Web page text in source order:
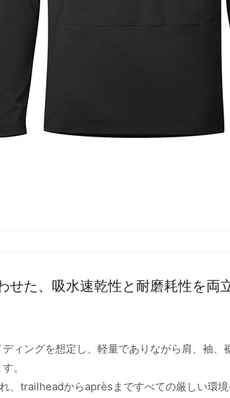
せた、吸水速乾性と耐磨耗性を両
ィングを想定し、軽量でありながら肩、袖、
。
、trailheadからaprèsまですべての厳しい環